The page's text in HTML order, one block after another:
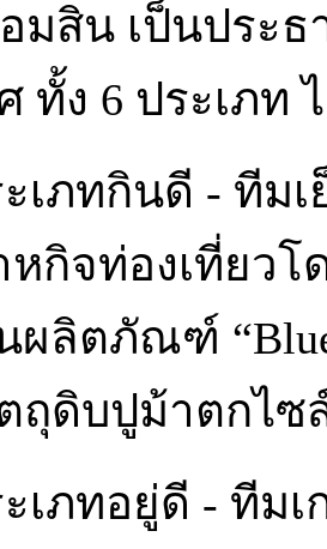
มสิน เป็นประ
ทั้ง 6 ประเภท
กินดี - ทีมเย็
กิจท่องเที่ยวโ
ผลิตภัณฑ์
ถุดิบปูม้าตกไซ
อยู่ดี - ทีมเก